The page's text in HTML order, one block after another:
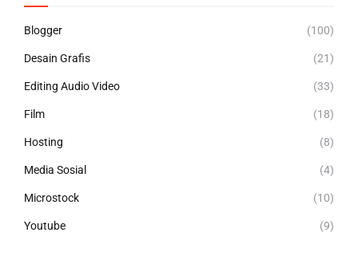
Blogger (100)
Desain Grafis (21)
Editing Audio Video (33)
Film (18)
Hosting (8)
Media Sosial (4)
Microstock (10)
Youtube (9)